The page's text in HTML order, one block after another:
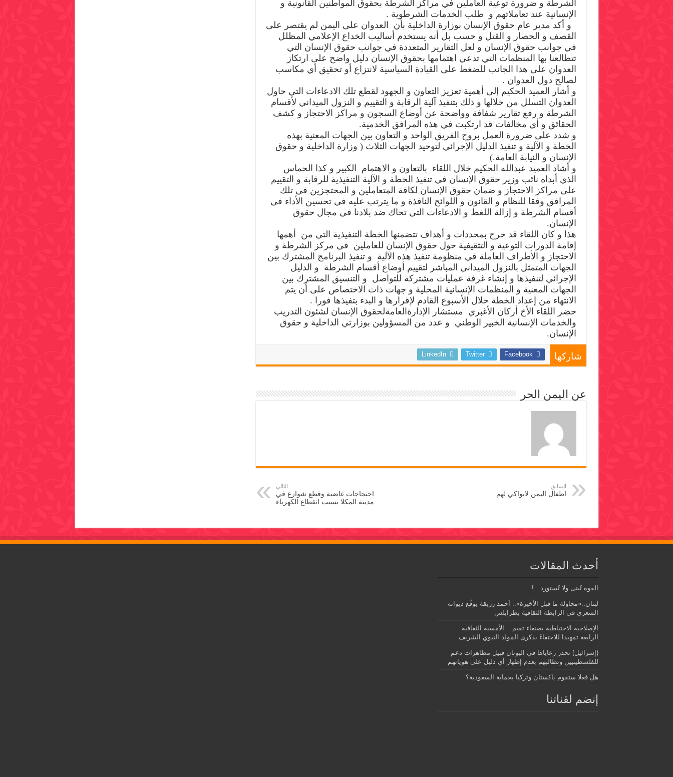
الشرطة و ضرورة توعية العاملين في مراكز الشرطة بحقوق المواطنين القانونية و
الإنسانية عند تعاملاتهم و طلب الخدمات الشرطوية .
و أكد مدير عام حقوق الإنسان بوزارة الداخلية بأن العدوان على اليمن لم يقتصر على
القصف و الحصار و القتل و حسب بل أنه يستخدم أساليب الخداع الإعلامي المظلل
في جوانب حقوق الإنسان و لعل التقارير المتعددة في جوانب حقوق الإنسان التي
تتطالعنا بها المنظمات التي تدعي اهتمامها بحقوق الإنسان دليل واضح على ارتكاز
العدوان على هذا الجانب للضغط على القيادة السياسية لانتزاع أو تحقيق أي مكاسب
لصالح دول العدوان .
و أشار العميد الحكيم إلى أهمية تعزيز التعاون و الجهود لقطع تلك الادعاءات التي حاول
العدوان التسلل من خلالها و ذلك بتنفيذ آلية الرقابة و التقييم و النزول الميداني لأقسام
الشرطة و رفع تقارير شفافة وواضحة عن أوضاع السجون و مراكز الاحتجاز و كشف
الحقائق و أي مخالفات قد ارتكبت في هذه المرافق الخدمية.
و شدد على ضرورة العمل بروح الفريق الواحد و التعاون بين الجهات المعنية بهذه
الخطة و الآلية و تنفيذ الدليل الإجرائي لتوحيد الجهات الثلاث ( وزارة الداخلية و حقوق
الإنسان و النيابة العامة.)
و أشاد العميد عبدالله الحكيم خلال اللقاء بالتعاون و الاهتمام الكبير و كذا الحماس
الذي أبداه نائب وزير حقوق الإنسان في تنفيذ الخطة و الآلية التنفيذية للرقابة و التقييم
على مراكز الاحتجاز و ضمان حقوق الإنسان لكافة المتعاملين و المحتجزين في تلك
المرافق وفقا للنظام و القانون و اللوائح النافذة و ما يترتب عليه في تحسين الأداء في
أقسام الشرطة و إزالة اللغط و الادعاءات التي تحاك ضد بلادنا في مجال حقوق
الإنسان.
هذا و كان اللقاء قد خرج بمحددات و أهداف تتضمنها الخطة التنفيذية التي من أهمها
إقامة الدورات التوعية و التثقيفية حول حقوق الإنسان للعاملين في مركز الشرطة و
الاحتجاز و الأطراف العاملة في منظومة تنفيذ هذه الآلية و تنفيذ البرنامج المشترك بين
الجهات المتمثل بالنزول الميداني المباشر لتقييم أوضاع أقسام الشرطة و الدليل
الإجرائي لتنفيذها و إنشاء غرفة عمليات مشتركة للتواصل و التنسيق المشترك بين
الجهات المعنية و المنظمات الإنسانية المحلية و جهات ذات الاختصاص على أن يتم
الانتهاء من إعداد الخطة خلال الأسبوع القادم لإقرارها و البدء بتفيذها فورا .
حضر اللقاء الأخ أركان الأغبري مستشار الإدارةالعامةلحقوق الإنسان لشئون التدريب
والخدمات الإنسانية الخبير الوطني و عدد من المسؤولين بوزارتي الداخلية و حقوق
الإنسان.
شاركها Facebook
Twitter
LinkedIn
عن اليمن الحر
السابق
اطفال اليمن لابواكي لهم
التالي
احتجاجات غاضبة وقطع شوارع في
مدينة المكلا بسبب انقطاع الكهرباء
أحدث المقالات
القوة تُبنى ولا تُستورد…!
لبنان..«محاولة ما قبل الأخيرة».. أحمد زريقة يوقّع ديوانه
الشعري في الرابطة الثقافية بطرابلس
الإصلاحية الاحتياطية بصنعاء تقيم .. الأمسية الثقافية
الرابعة تمهيدا للاحتفاءً بذكرى المولد النبوي الشريف
(إسرائيل) تحذر رعاياها في اليونان قبيل مظاهرات دعم
للفلسطينيين وتطالبهم بعدم إظهار أي دليل على هوياتهم
هل فعلا ستقوم باكستان وتركيا بحماية السعودية؟
إنضم لقناتنا